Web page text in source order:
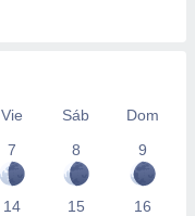
Vie Sáb
Dom
7 8 9
14 15 16